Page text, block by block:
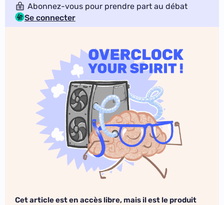
Abonnez-vous pour prendre part au débat
Se connecter
Cet article est en accès libre, mais il est le produit